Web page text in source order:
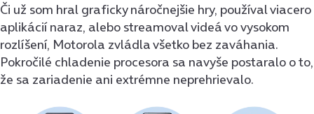
Či už som hral graficky náročnejšie hry, používal viacero
aplikácií naraz, alebo streamoval videá vo vysokom
rozlíšení, Motorola zvládla všetko bez zaváhania.
Pokročilé chladenie procesora sa navyše postaralo o to,
že sa zariadenie ani extrémne neprehrievalo.